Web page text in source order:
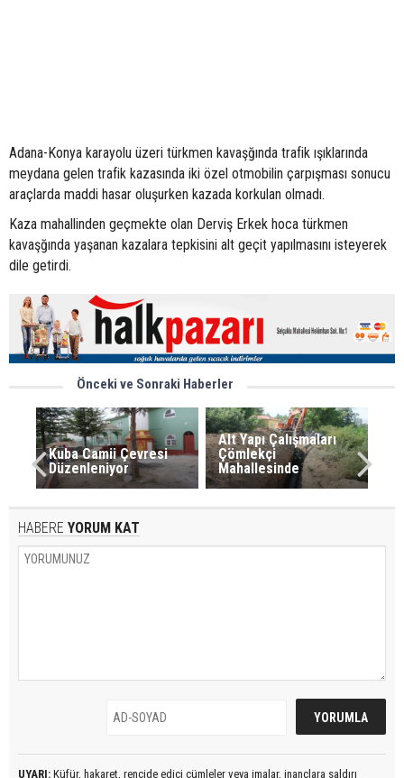
Adana-Konya karayolu üzeri türkmen kavaşğında trafik ışıklarında
meydana gelen trafik kazasında iki özel otmobilin çarpışması sonucu
araçlarda maddi hasar oluşurken kazada korkulan olmadı.
Kaza mahallinden geçmekte olan Derviş Erkek hoca türkmen
kavaşğında yaşanan kazalara tepkisini alt geçit yapılmasını isteyerek
dile getirdi.
Önceki ve Sonraki Haberler
Kuba Camii Çevresi
Düzenleniyor
Alt Yapı Çalışmaları
Çömlekçi
Mahallesinde
HABERE YORUM KAT
UYARI: Küfür, hakaret, rencide edici cümleler veya imalar, inançlara saldırı